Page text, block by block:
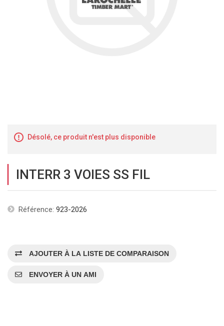
Désolé, ce produit n'est plus disponible
INTERR 3 VOIES SS FIL
Référence: 923-2026
AJOUTER À LA LISTE DE COMPARAISON
ENVOYER À UN AMI